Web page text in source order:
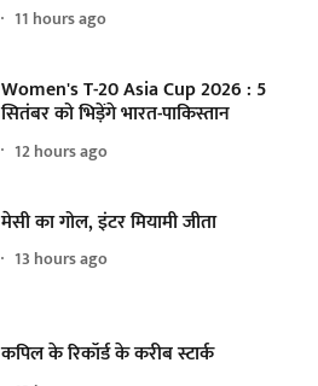
11 hours ago
Women's T-20 Asia Cup 2026 : 5
सितंबर को भिड़ेंगे भारत-पाकिस्तान
12 hours ago
मेसी का गोल, इंटर मियामी जीता
13 hours ago
कपिल के रिकॉर्ड के करीब स्टार्क